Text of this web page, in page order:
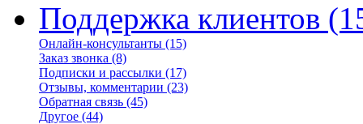
Поддержка клиентов
Онлайн-консультанты (15)
Заказ звонка (8)
Подписки и рассылки (17)
Отзывы, комментарии (23)
Обратная связь (45)
Другое (44)